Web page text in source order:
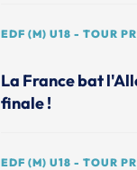
EDF (M) U18 - TOUR
La France bat
finale !
EDF (M) U18 - TOUR